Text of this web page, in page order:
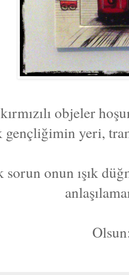
objeler
gençliğimin yeri,
sorun onun ışık